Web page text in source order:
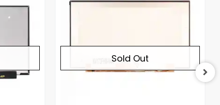
Sold Out